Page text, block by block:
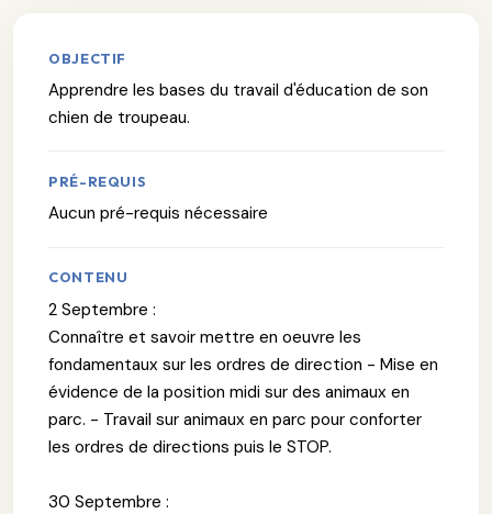
OBJECTIF
Apprendre les bases du travail d'éducation de son
chien de troupeau.
PRÉ-REQUIS
Aucun pré-requis nécessaire
CONTENU
2 Septembre :
Connaître et savoir mettre en oeuvre les
fondamentaux sur les ordres de direction - Mise en
évidence de la position midi sur des animaux en
parc. - Travail sur animaux en parc pour conforter
les ordres de directions puis le STOP.
30 Septembre :